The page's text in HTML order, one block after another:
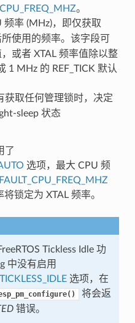
。
频率 (MHz)，即仅获取
使用的频率。该字段可
或者 XTAL 频率值除以整
1 MHz 的 REF_TICK 默认
获取任何管理锁时，决定
sleep 状态
了
选项，最大 CPU 频
锁定为 XTAL 频率。
Tickless Idle 功
中没有启用
选项，在
将会返
错误。